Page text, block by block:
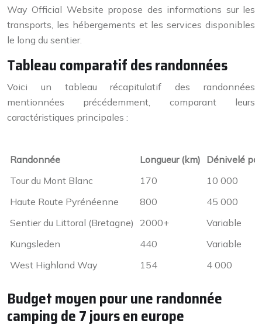
Way Official Website propose des informations sur les
transports, les hébergements et les services disponibles
le long du sentier.
Tableau comparatif des randonnées
Voici un tableau récapitulatif des randonnées
mentionnées précédemment, comparant leurs
caractéristiques principales :
Randonnée Longueur (km) Dénivelé
Tour du Mont Blanc
170
10 000
Haute Route Pyrénéenne
800
45 000
Sentier du Littoral (Bretagne)
2000+
Variable
Kungsleden
440
Variable
West Highland Way
154 4 000
Budget moyen pour une randonnée
camping de 7 jours en europe